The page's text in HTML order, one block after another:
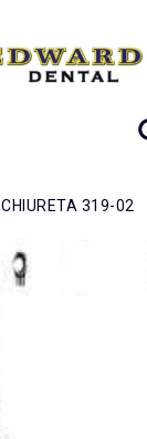
CHIURETA 319-02